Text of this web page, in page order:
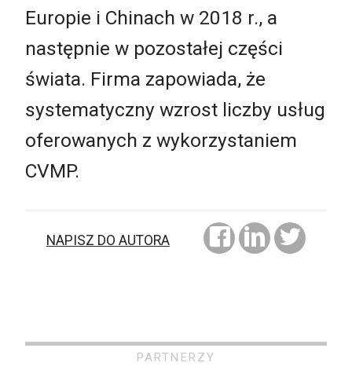
Europie i Chinach w 2018 r., a
następnie w pozostałej części
świata. Firma zapowiada, że
systematyczny wzrost liczby usług
oferowanych z wykorzystaniem
CVMP.
NAPISZ DO AUTORA
PARTNERZY